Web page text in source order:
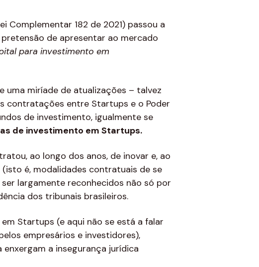
Complementar 182 de 2021) passou a
de apresentar ao mercado
para investimento em
uma miríade de atualizações – talvez
contratações entre Startups e o Poder
de investimento, igualmente se
de investimento em Startups.
ao longo dos anos, de inovar e, ao
é, modalidades contratuais de se
largamente reconhecidos não só por
dos tribunais brasileiros.
Startups (e aqui não se está a falar
empresários e investidores),
a insegurança jurídica